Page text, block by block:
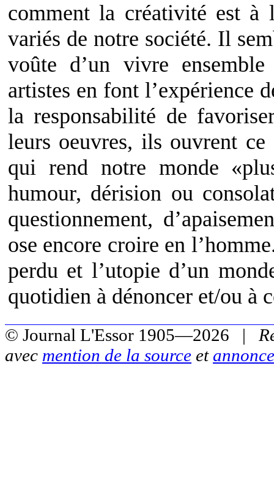
comment la créativité est à
variés de notre société. Il
voûte d’un vivre
artistes en font l’expérience
la responsabilité de
leurs oeuvres, ils ouvrent ce
qui rend notre monde
humour, dérision ou
questionnement,
ose encore croire en
perdu et l’utopie d’un
quotidien à dénoncer et/ou à
© Journal L'Essor 1905—2026 |
avec mention de la source et